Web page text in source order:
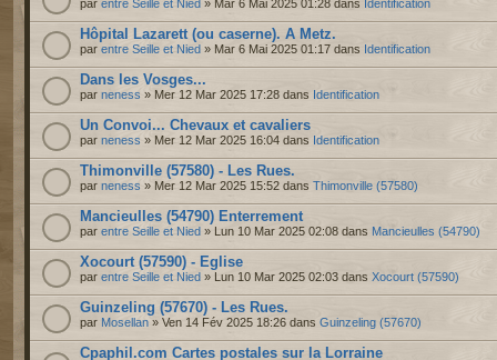
par entre Seille et Nied » Mar 6 Mai 2025 01:28 dans Identification
Hôpital Lazarett (ou caserne). A Metz.
par entre Seille et Nied » Mar 6 Mai 2025 01:17 dans Identification
Dans les Vosges...
par neness » Mer 12 Mar 2025 17:28 dans Identification
Un Convoi... Chevaux et cavaliers
par neness » Mer 12 Mar 2025 16:04 dans Identification
Thimonville (57580) - Les Rues.
par neness » Mer 12 Mar 2025 15:52 dans Thimonville (57580)
Mancieulles (54790) Enterrement
par entre Seille et Nied » Lun 10 Mar 2025 02:08 dans Mancieulles (54790)
Xocourt (57590) - Eglise
par entre Seille et Nied » Lun 10 Mar 2025 02:03 dans Xocourt (57590)
Guinzeling (57670) - Les Rues.
par Mosellan » Ven 14 Fév 2025 18:26 dans Guinzeling (57670)
Cpaphil.com Cartes postales sur la Lorraine